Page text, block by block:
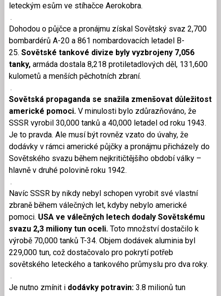
leteckým esům ve stíhačce Aerokobra.
Dohodou o půjčce a pronájmu získal Sovětský svaz 2,700
bombardérů A-20 a 861 nombardovacích letadel B-
25. Sovětské tankové divize byly vyzbrojeny 7,056
tanky,armáda dostala 8,218 protiletadlových děl, 131,600
kulometů a menších pěchotních zbraní.
Sovětská propaganda se snažila zmenšovat důležitost
americké pomoci. V minulosti bylo zdůrazňováno, že
SSSR vyrobil 30,000 tanků a 40,000 letadel od roku 1943.
Je to pravda. Ale musí být rovněz vzato do úvahy, že
dodávky v rámci americké půjčky a pronájmu přicházely do
Sovětského svazu během nejkritičtějšího období války –
hlavně v druhé polovině roku 1942.
Navíc SSSR by nikdy nebyl schopen vyrobit své vlastní
zbraně během válečných let, kdyby nebylo americké
pomoci. USA ve válečných letech dodaly Sovětskému
svazu 2,3 miliony tun oceli. Toto množství dostačilo k
výrobě 70,000 tanků T-34. Objem dodávek aluminia byl
229,000 tun, což dostačovalo pro pokrytí potřeb
sovětského leteckého a tankového průmyslu pro dva roky.
Je nutno zmínit i dodávky potravin:3.8 milionů tun